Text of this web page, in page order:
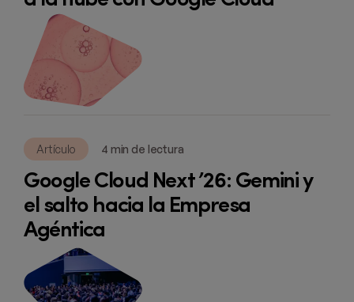
Artículo 4 min de lectura
Google Cloud Next ’26: Gemini y
el salto hacia la Empresa
Agéntica